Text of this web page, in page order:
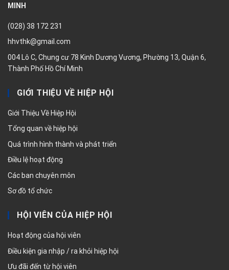
MINH
(028) 38 172 231
hhvthk@gmail.com
004 Lô C, Chung cư 78 Kinh Dương Vương, Phường 13, Quận 6,
Thành Phố Hồ Chí Minh
GIỚI THIỆU VỀ HIỆP HỘI
Giới Thiệu Về Hiệp Hội
Tổng quan về hiệp hội
Quá trình hình thành và phát triển
Điều lệ hoạt động
Các ban chuyên môn
Sơ đồ tổ chức
HỘI VIÊN CỦA HIỆP HỘI
Hoạt động của hội viên
Điều kiện gia nhập / ra khỏi hiệp hội
Ưu đãi đến từ hội viên